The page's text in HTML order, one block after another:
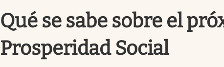
Qué se sabe sobre el
Prosperidad Social